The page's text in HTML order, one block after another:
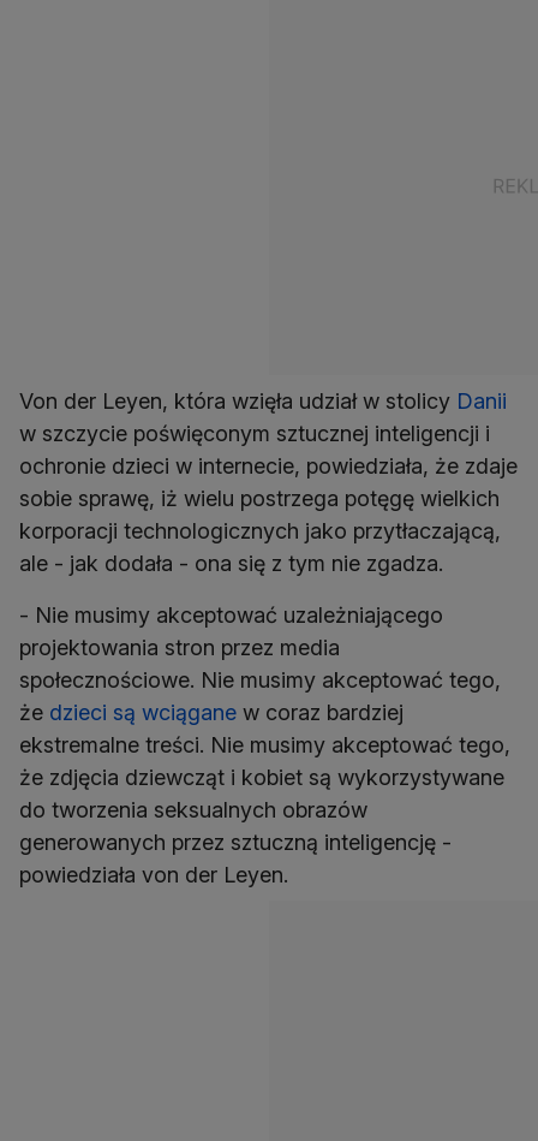
Von der Leyen, która wzięła udział w stolicy Danii
w szczycie poświęconym sztucznej inteligencji i
ochronie dzieci w internecie, powiedziała, że zdaje
sobie sprawę, iż wielu postrzega potęgę wielkich
korporacji technologicznych jako przytłaczającą,
ale - jak dodała - ona się z tym nie zgadza.
- Nie musimy akceptować uzależniającego
projektowania stron przez media
społecznościowe. Nie musimy akceptować tego,
że dzieci są wciągane w coraz bardziej
ekstremalne treści. Nie musimy akceptować tego,
że zdjęcia dziewcząt i kobiet są wykorzystywane
do tworzenia seksualnych obrazów
generowanych przez sztuczną inteligencję -
powiedziała von der Leyen.